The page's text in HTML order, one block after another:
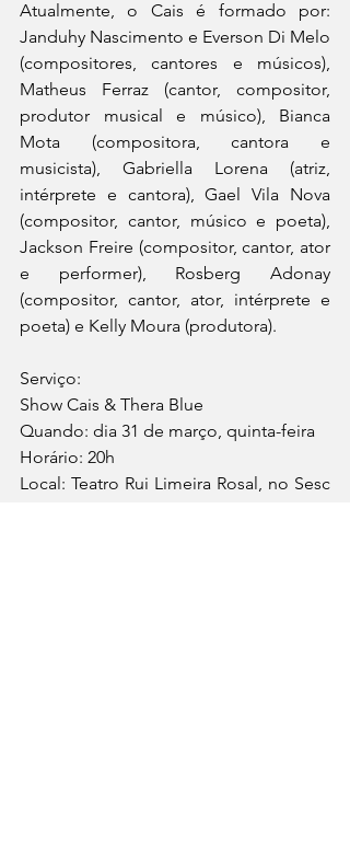
Atualmente, o Cais é formado por:
Janduhy Nascimento e Everson Di Melo
(compositores, cantores e músicos),
Matheus Ferraz (cantor, compositor,
produtor musical e músico), Bianca
Mota (compositora, cantora e
musicista), Gabriella Lorena (atriz,
intérprete e cantora), Gael Vila Nova
(compositor, cantor, músico e poeta),
Jackson Freire (compositor, cantor, ator
e performer), Rosberg Adonay
(compositor, cantor, ator, intérprete e
poeta) e Kelly Moura (produtora).
Serviço:
Show Cais & Thera Blue
Quando: dia 31 de março, quinta-feira
Horário: 20h
Local: Teatro Rui Limeira Rosal, no Sesc